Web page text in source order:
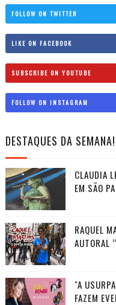
FOLLOW ON TWITTER
LIKE ON FACEBOOK
SUBSCRIBE ON YOUTUBE
FOLLOW ON INSTAGRAM
DESTAQUES DA SEMANA!
CLAUDIA
EM SÃO
RAQUEL
AUTORAL
"A
FAZEM